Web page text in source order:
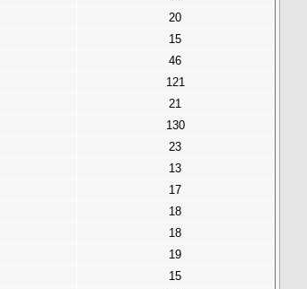
20
15
46
121
21
130
23
13
17
18
18
19
15